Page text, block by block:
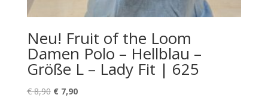
Neu! Fruit of the Loom
Damen Polo – Hellblau –
Größe L – Lady Fit | 625
€8,90 Ursprünglicher
€7,90Aktueller